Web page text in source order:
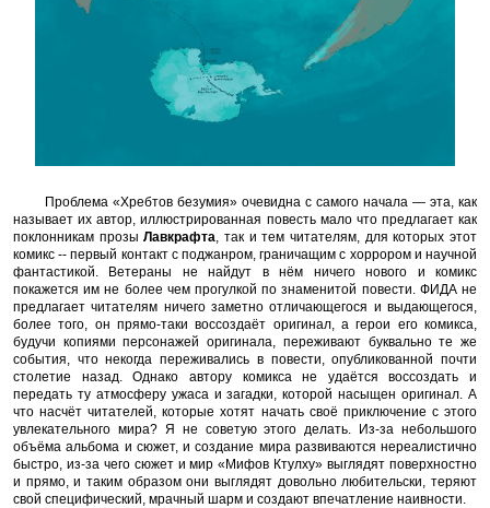
Проблема «Хребтов безумия» очевидна с самого начала — эта, как
называет их автор, иллюстрированная повесть мало что предлагает как
поклонникам прозыЛавкрафта , так и тем читателям, для которых этот
комикс -- первый контакт с поджанром, граничащим с хоррором и научной
фантастикой. Ветераны не найдут в нём ничего нового и комикс
покажется им не более чем прогулкой по знаменитой повести. ФИДА не
предлагает читателям ничего заметно отличающегося и выдающегося,
более того, он прямо-таки воссоздаёт оригинал, а герои его комикса,
будучи копиями персонажей оригинала, переживают буквально те же
события, что некогда переживались в повести, опубликованной почти
столетие назад. Однако автору комикса не удаётся воссоздать и
передать ту атмосферу ужаса и загадки, которой насыщен оригинал. А
что насчёт читателей, которые хотят начать своё приключение с этого
увлекательного мира? Я не советую этого делать. Из-за небольшого
объёма альбома и сюжет, и создание мира развиваются нереалистично
быстро, из-за чего сюжет и мир «Мифов Ктулху» выглядят поверхностно
и прямо, и таким образом они выглядят довольно любительски, теряют
свой специфический, мрачный шарм и создают впечатление наивности.